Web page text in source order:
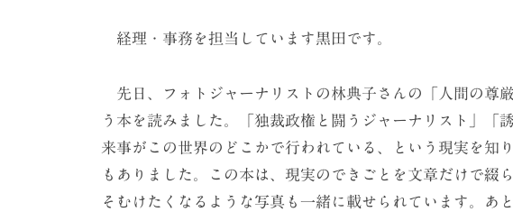
（
）
経理・事務を担当しています黒田です。
先日、フォトジャーナリストの林典子さんの「人間の尊
う本を読みました。「独裁政権と闘うジャーナリスト」「
来事がこの世界のどこかで行われている、という現実を知
もありました。この本は、現実のできごとを文章だけで綴
そむけたくなるような写真も一緒に載せられています。あ